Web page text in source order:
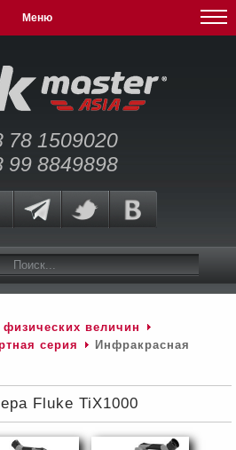
Меню
78 1509020
99 8849898
физических величин
серия
Инфракрасная
Fluke TiX1000